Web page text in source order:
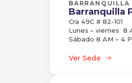
BARRANQUILLA
Barranquilla
Cra 49C # 82-101
Lunes – viernes 8
Sábado 8 AM – 4
Ver Sede